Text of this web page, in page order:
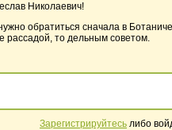
Николаевич!
обратиться сначала в
рассадой, то дельным советом.
Зарегистрируйтесь либо